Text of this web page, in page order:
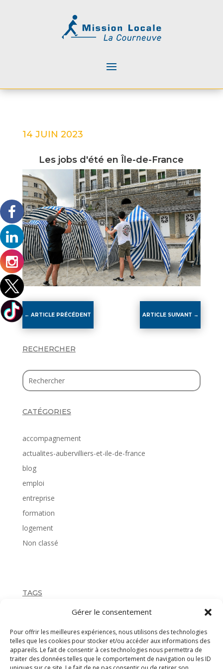
Gérer le consentement
Pour offrir les meilleures expériences, nous utilisons des technologies
telles que les cookies pour stocker et/ou accéder aux informations des
appareils. Le fait de consentir à ces technologies nous permettra de
traiter des données telles que le comportement de navigation ou les ID
14 JUIN 2023
Les jobs d'été en Île-de-France
←ARTICLE PRÉCÉDENT ARTICLE SUIVANT →
RECHERCHER
CATÉGORIES
accompagnement
actualites-aubervilliers-et-ile-de-france
blog
emploi
entreprise
formation
logement
Non classé
TAGS